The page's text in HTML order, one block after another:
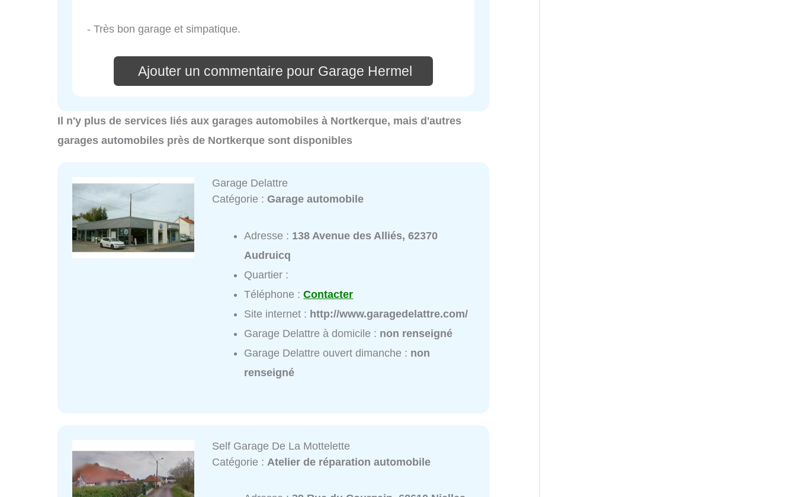
- Très bon garage et simpatique.
Ajouter un commentaire pour Garage Hermel
Il n'y plus de services liés aux garages automobiles à Nortkerque, mais d'autres
garages automobiles près de Nortkerque sont disponibles
Garage Delattre
Catégorie :Garage automobile
Adresse : 138 Avenue des Alliés, 62370
Audruicq
Quartier :
Téléphone :Contacter
Site internet : http://www.garagedelattre.com/
Garage Delattre à domicile : non renseigné
Garage Delattre ouvert dimanche : non
renseigné
Self Garage De La Mottelette
Catégorie : Atelier de réparation automobile